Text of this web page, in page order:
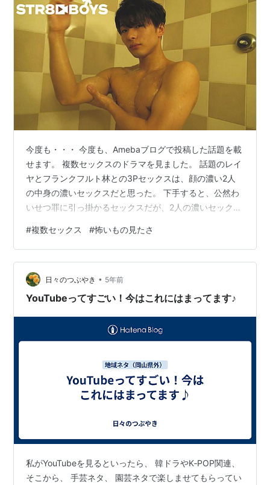
今度も・・・ 今度も、Amebaブログで投稿した話題を載
せます。 複数セックスのドラマを見ました。 話題のレイ
ヤとフランクフルト林との3Pセックスは、顔の濃い2人
の中身の濃いセックスだと思った。 下手すると、公然わ
いせつ罪に引っ掛かるセックスだが、2人の濃いセックス
から、タイトル通り、「怖いもの見たさ」であった。
#複数セックス #怖いもの見たさ
日々のつぶやき • 5年前
YouTubeってすごい！今はこれにはまってます♪
私がYouTubeを見るといったら、 韓ドラやK‐POP関連、
そこから、 手芸ネタ、 園芸ネタで楽しませてもらってい